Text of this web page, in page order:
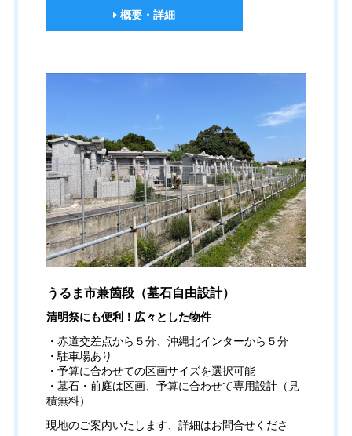
概要・詳細
うるま市兼箇段（墓石自由設計）
清明祭にも便利！広々とした物件
・赤道交差点から５分、沖縄北インターから５分
・駐車場あり
・予算に合わせての区画サイズを選択可能
・墓石・前庭は区画、予算に合わせて専用設計（見
積無料）
現地のご案内いたします、詳細はお問合せくださ